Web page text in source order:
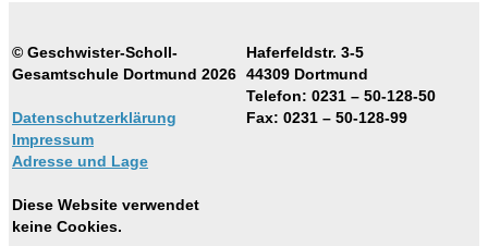
© Geschwister-Scholl-
Gesamtschule Dortmund 2026
Datenschutzerklärung
Impressum
Adresse und Lage
Diese Website verwendet
keine Cookies.
Haferfeldstr. 3-5
44309 Dortmund
Telefon: 0231 – 50-128-50
Fax: 0231 – 50-128-99